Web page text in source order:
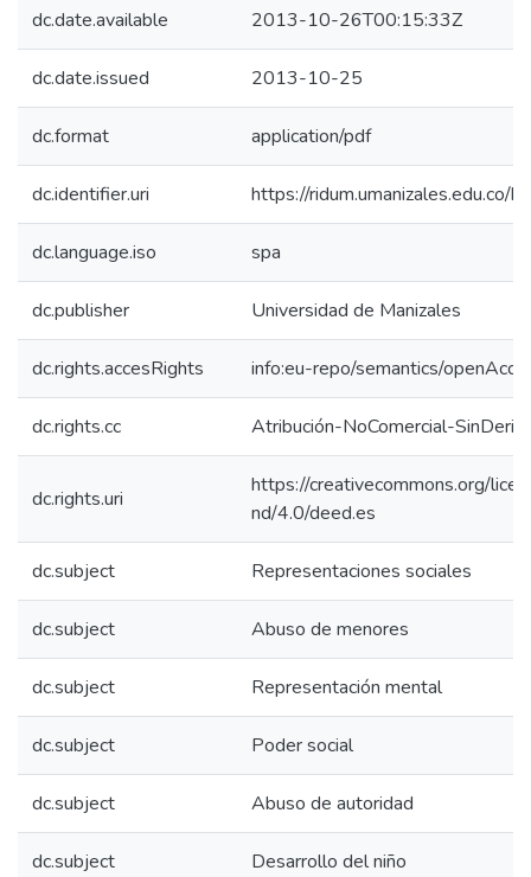
dc.date.available 2013-10-26T00:15:33Z
dc.date.issued 2013-10-25
dc.format application/pdf
dc.identifier.uri https://
dc.language.iso spa
dc.publisher Universidad de Manizales
dc.rights.accesRights info:eu-repo/semantics/
dc.rights.cc Atribución-NoComercial-
dc.rights.uri
https://creativecommons.org/
nd/4.0/deed.es
dc.subject Representaciones sociales
dc.subject Abuso de menores
dc.subject Representación mental
dc.subject Poder social
dc.subject Abuso de autoridad
dc.subject Desarrollo del niño